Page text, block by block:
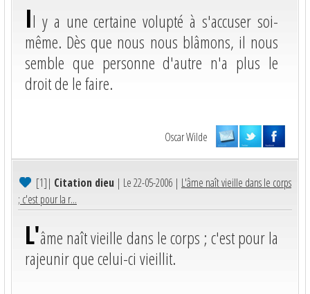
Il y a une certaine volupté à s'accuser soi-
même. Dès que nous nous blâmons, il nous
semble que personne d'autre n'a plus le
droit de le faire.
Oscar Wilde
[1]| Citation dieu | Le 22-05-2006 | L'âme naît vieille dans le corps
; c'est pour la r...
L'âme naît vieille dans le corps ; c'est pour la
rajeunir que celui-ci vieillit.